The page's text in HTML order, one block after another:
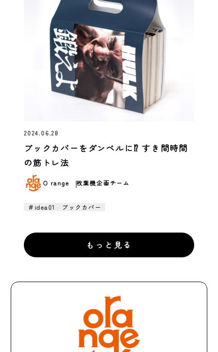
2024.06.28
ブックカバーをダンベルに⁉ すき間時間
の筋トレ法
O range 枚葉機企画チーム
＃idea01 ブックカバー
もっと見る